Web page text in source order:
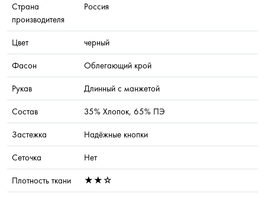
Страна
производителя
Россия
Цвет
черный
Фасон
Облегающий крой
Рукав
Длинный с манжетой
Состав
35% Хлопок, 65% ПЭ
Застежка
Надёжные кнопки
Сеточка
Нет
Плотность ткани
★★☆